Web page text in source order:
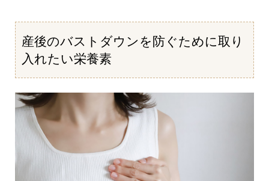
産後のバストダウンを防ぐために取り
入れたい栄養素